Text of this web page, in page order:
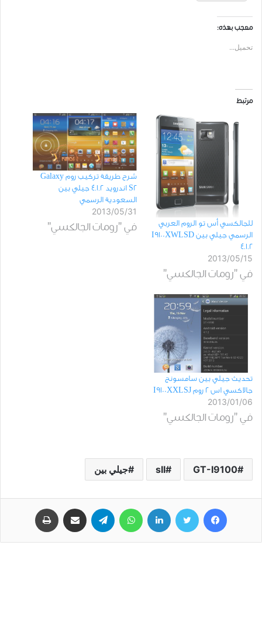
معجب بهذه:
تحميل...
مرتبط
للجالكسي أس تو الروم العربي
الرسمي جيلي بين I9100XWLSD
4.1.2
2013/05/15
في "رومات الجالكسي"
شرح طريقة تركيب روم Galaxy
S2 اندرويد 4.1.2 جيلي بين
السعودية الرسمي
2013/05/31
في "رومات الجالكسي"
تحديث جيلي بين سامسونج
جالاكسي اس 2 روم I9100XXLSJ
2013/01/06
في "رومات الجالكسي"
GT-I9100
sII جيلي بين
فيسبوك تويتر لينكدإن واتساب تيلقرام مشاركة عبر البريد